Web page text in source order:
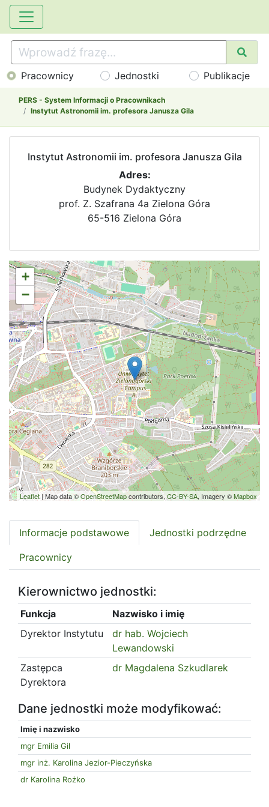
Pracownicy Jednostki Publikacje
PERS - System Informacji o Pracownikach
Instytut Astronomii im. profesora Janusza Gila
Instytut Astronomii im. profesora Janusza Gila
Adres:
Budynek Dydaktyczny
prof. Z. Szafrana 4a Zielona Góra
65-516 Zielona Góra
+
−
Leaflet | Map data ©OpenStreetMapcontributors,CC-BY-SA, Imagery ©Mapbox
Informacje podstawowe Jednostki podrzędne
Pracownicy
Kierownictwo jednostki:
Funkcja
Nazwisko i imię
Dyrektor Instytutu
dr hab. Wojciech
Lewandowski
Zastępca
Dyrektora
dr Magdalena Szkudlarek
Dane jednostki może modyfikować:
Imię i nazwisko
mgr Emilia Gil
mgr inż. Karolina Jezior-Pieczyńska
dr Karolina Rożko